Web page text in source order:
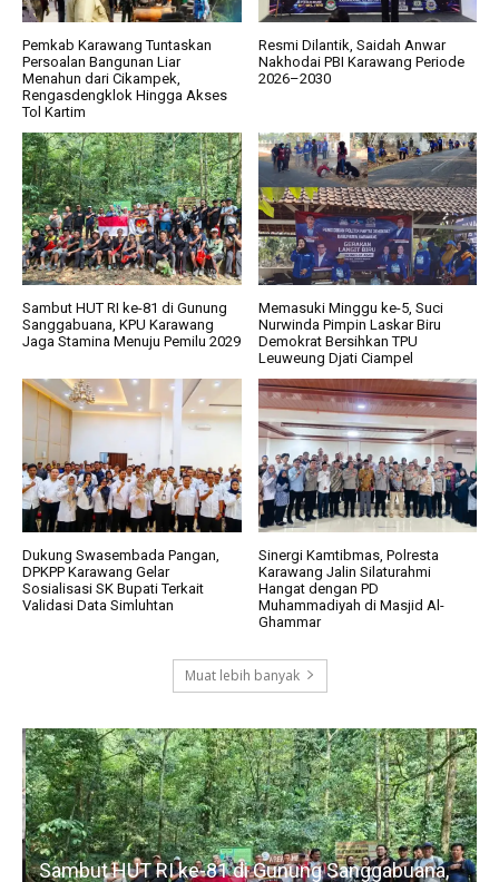
Pemkab Karawang Tuntaskan
Persoalan Bangunan Liar
Menahun dari Cikampek,
Rengasdengklok Hingga Akses
Tol Kartim
Resmi Dilantik, Saidah Anwar
Nakhodai PBI Karawang Periode
2026–2030
Sambut HUT RI ke-81 di Gunung
Sanggabuana, KPU Karawang
Jaga Stamina Menuju Pemilu 2029
Memasuki Minggu ke-5, Suci
Nurwinda Pimpin Laskar Biru
Demokrat Bersihkan TPU
Leuweung Djati Ciampel
Dukung Swasembada Pangan,
DPKPP Karawang Gelar
Sosialisasi SK Bupati Terkait
Validasi Data Simluhtan
Sinergi Kamtibmas, Polresta
Karawang Jalin Silaturahmi
Hangat dengan PD
Muhammadiyah di Masjid Al-
Ghammar
Muat lebih banyak
Sambut HUT RI ke-81 di Gunung Sanggabuana,